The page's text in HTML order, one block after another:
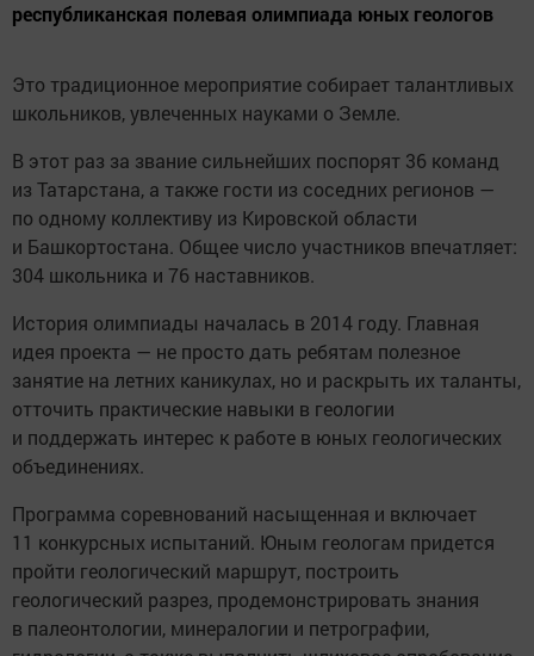
республиканская полевая олимпиада юных геологов
Это традиционное мероприятие собирает талантливых
школьников, увлеченных науками о Земле.
В этот раз за звание сильнейших поспорят 36 команд
из Татарстана, а также гости из соседних регионов —
по одному коллективу из Кировской области
и Башкортостана. Общее число участников впечатляет:
304 школьника и 76 наставников.
История олимпиады началась в 2014 году. Главная
идея проекта — не просто дать ребятам полезное
занятие на летних каникулах, но и раскрыть их таланты,
отточить практические навыки в геологии
и поддержать интерес к работе в юных геологических
объединениях.
Программа соревнований насыщенная и включает
11 конкурсных испытаний. Юным геологам придется
пройти геологический маршрут, построить
геологический разрез, продемонстрировать знания
в палеонтологии, минералогии и петрографии,